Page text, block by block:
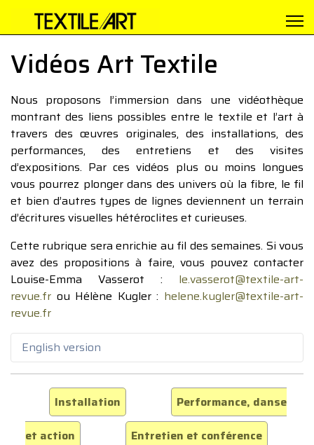
Vidéos Art Textile
Nous proposons l’immersion dans une vidéothèque
montrant des liens possibles entre le textile et l’art à
travers des œuvres originales, des installations, des
performances, des entretiens et des visites
d’expositions. Par ces vidéos plus ou moins longues
vous pourrez plonger dans des univers où la fibre, le fil
et bien d’autres types de lignes deviennent un terrain
d’écritures visuelles hétéroclites et curieuses.
Cette rubrique sera enrichie au fil des semaines. Si vous
avez des propositions à faire, vous pouvez contacter
Louise-Emma Vasserot : le.vasserot@textile-art-
revue.fr ou Hélène Kugler : helene.kugler@textile-art-
revue.fr
English version
Installation
Performance, danse
et action
Entretien et conférence